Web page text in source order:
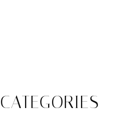
CATEGORIES